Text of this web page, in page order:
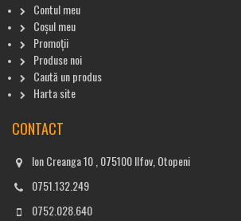
Contul meu
Coșul meu
Promoții
Produse noi
Caută un produs
Harta site
CONTACT
Ion Creanga 10 , 075100 Ilfov, Otopeni
0751.132.249
0752.028.640